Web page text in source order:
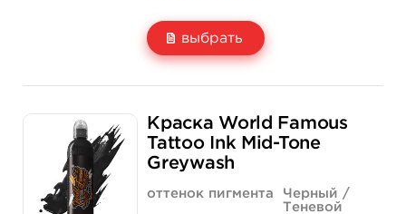
выбрать
Количество
850 руб.
купить
1 400 руб.
Краска World Famous
Tattoo Ink Mid-Tone
Greywash
оттенок пигмента
Черный /
Теневой